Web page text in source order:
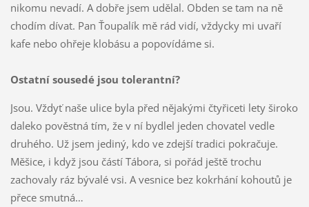
nikomu nevadí. A dobře jsem udělal. Obden se tam na ně
chodím dívat. Pan Ťoupalík mě rád vidí, vždycky mi uvaří
kafe nebo ohřeje klobásu a popovídáme si.
Ostatní sousedé jsou tolerantní?
Jsou. Vždyť naše ulice byla před nějakými čtyřiceti lety široko
daleko pověstná tím, že v ní bydlel jeden chovatel vedle
druhého. Už jsem jediný, kdo ve zdejší tradici pokračuje.
Měšice, i když jsou částí Tábora, si pořád ještě trochu
zachovaly ráz bývalé vsi. A vesnice bez kokrhání kohoutů je
přece smutná…